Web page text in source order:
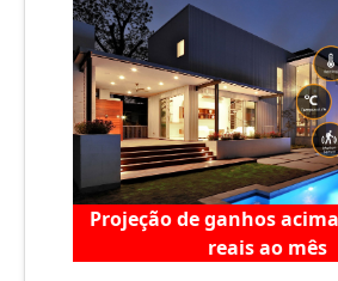
Projeção de ganhos
reais ao mês